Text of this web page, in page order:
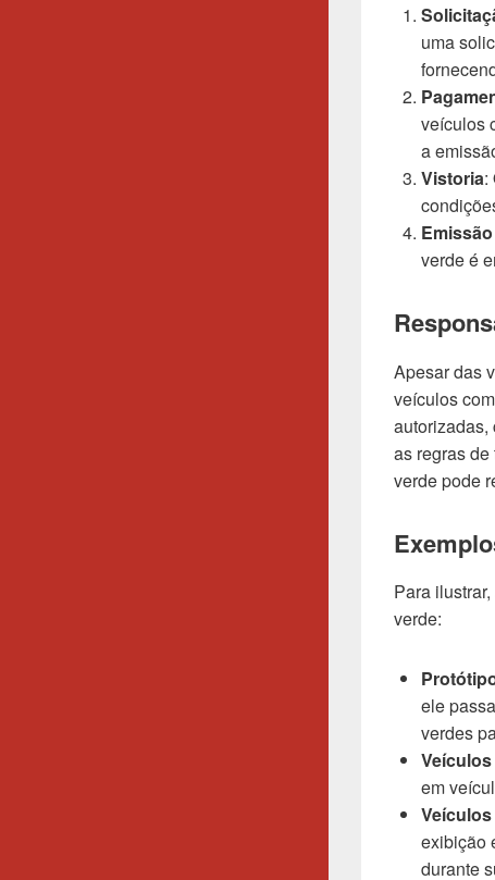
uma
veículos
a
Vistoria:
verde é
Apesar das
veículos
autorizadas,
as regras
verde pode
Para
verde:
ele
verdes
em
exibição
durante